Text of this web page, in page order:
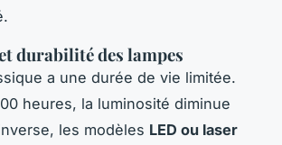
durabilité des lampes
a une durée de vie limitée.
heures, la luminosité diminue
les modèles LED ou laser